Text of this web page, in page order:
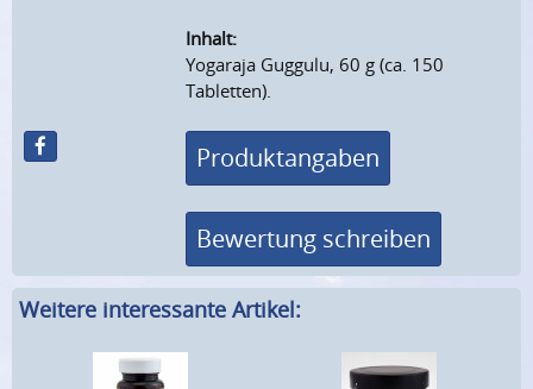
Inhalt:
Yogaraja Guggulu, 60 g (ca. 150
Tabletten).
Produktangaben
Bewertung schreiben
Weitere interessante Artikel: